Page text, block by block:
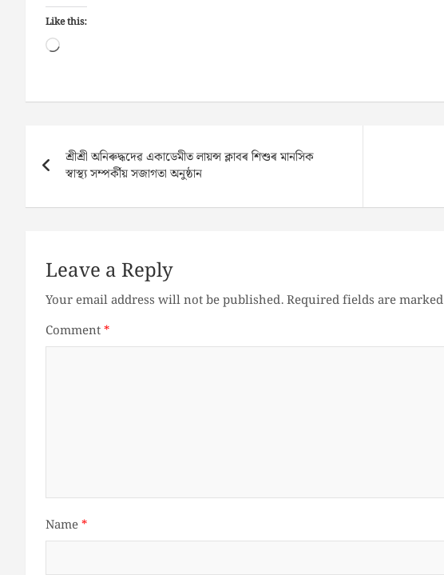
Like this:
Post
navigation
শ্ৰীশ্ৰী অনিৰুদ্ধদেৱ একাডেমীত লায়ন্স ক্লাবৰ শিশুৰ মানসিক
স্বাস্থ্য সম্পৰ্কীয় সজাগতা অনুষ্ঠান
Leave a Reply
Your email address will not be published.Required fields are marked
Comment*
Name*